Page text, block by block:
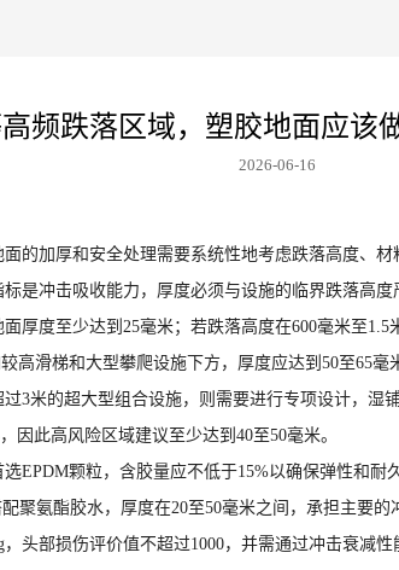
频跌落区域，塑胶地面应该
2026-06-16
的加厚和安全处理需要系统性地考虑跌落高度、
是冲击吸收能力，厚度必须与设施的临界跌落高
厚度至少达到25毫米；若跌落高度在600毫米至
高滑梯和大型攀爬设施下方，厚度应达到50至65
3米的超大型组合设施，则需要进行专项设计，湿
因此高风险区域建议至少达到40至50毫米。
EPDM颗粒，含胶量应不低于15%以确保弹性和
聚氨酯胶水，厚度在20至50毫米之间，承担主要
头部损伤评价值不超过1000，并需通过冲击衰减性